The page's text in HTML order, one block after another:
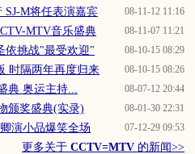
08-11-12 11:16
SJ-M将任表演嘉宾
08-11-07 11:21
MTV音乐盛典
08-10-15 08:29
依挑战"最受欢迎"
08-10-15 08:26
时隔两年再度归来
08-07-12 20:44
典 奥运主持...
08-01-30 22:31
颁奖盛典(实录)
07-12-29 09:53
演小品爆笑全场
更多关于 CCTV=MTV 的新闻>>